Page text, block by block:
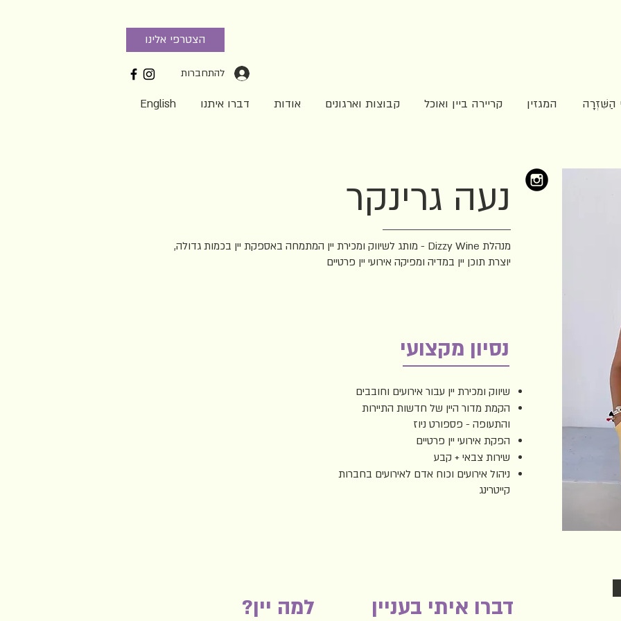
הצטרפי אלינו
להתחברות
הַשִּׁזְרָה המגזין קריירה ביין ואוכל קבוצות וארגונים אודות דברו איתנו English
נעה גרינקר
מנהלת Dizzy Wine - מותג לשיווק ומכירת יין המתמחה באספקת יין בכמות גדולה,
יוצרת תוכן יין במדיה ומפיקה אירועי יין פרטיים
נסיון מקצועי
שיווק ומכירת יין עבור אירועים וחובבים
הקמת מדור היין של חדשות התיירות
והתעופה - פספורט ניוז
הפקת אירועי יין פרטיים
שירות צבאי + קבע
ניהול אירועים וכוח אדם לאירועים בחברות
קייטרינג
למה יין? דברו איתי בעניין